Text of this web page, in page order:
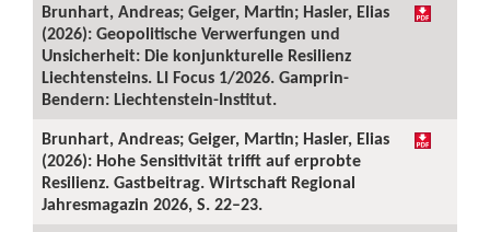
Brunhart, Andreas; Geiger, Martin; Hasler, Elias
(2026): Geopolitische Verwerfungen und
Unsicherheit: Die konjunkturelle Resilienz
Liechtensteins. LI Focus 1/2026. Gamprin-
Bendern: Liechtenstein-Institut.
Brunhart, Andreas; Geiger, Martin; Hasler, Elias
(2026): Hohe Sensitivität trifft auf erprobte
Resilienz. Gastbeitrag. Wirtschaft Regional
Jahresmagazin 2026, S. 22–23.